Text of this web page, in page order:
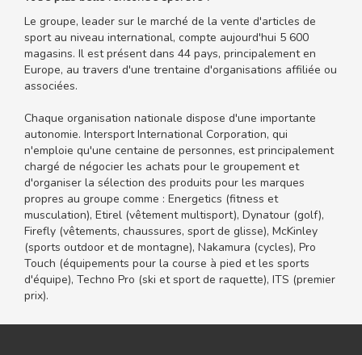
Le groupe, leader sur le marché de la vente d'articles de
sport au niveau international, compte aujourd'hui 5 600
magasins. Il est présent dans 44 pays, principalement en
Europe, au travers d'une trentaine d'organisations affiliée ou
associées.
Chaque organisation nationale dispose d'une importante
autonomie. Intersport International Corporation, qui
n'emploie qu'une centaine de personnes, est principalement
chargé de négocier les achats pour le groupement et
d'organiser la sélection des produits pour les marques
propres au groupe comme : Energetics (fitness et
musculation), Etirel (vêtement multisport), Dynatour (golf),
Firefly (vêtements, chaussures, sport de glisse), McKinley
(sports outdoor et de montagne), Nakamura (cycles), Pro
Touch (équipements pour la course à pied et les sports
d'équipe), Techno Pro (ski et sport de raquette), ITS (premier
prix).